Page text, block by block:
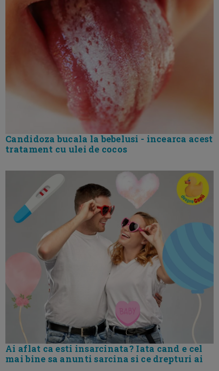
Candidoza bucala la bebelusi - incearca acest
tratament cu ulei de cocos
Ai aflat ca esti insarcinata? Iata cand e cel
mai bine sa anunti sarcina si ce drepturi ai